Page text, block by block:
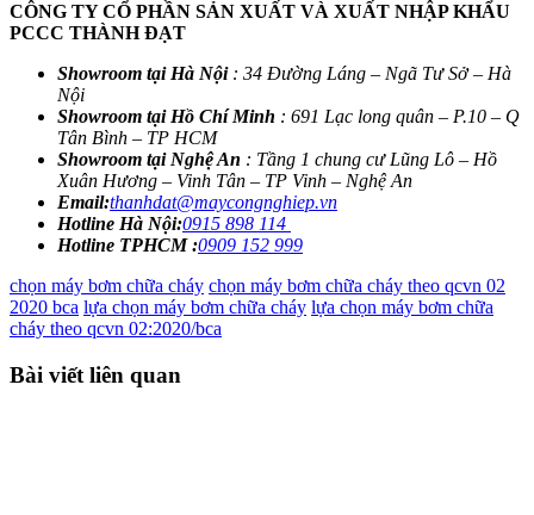
CÔNG TY CỔ PHẦN SẢN XUẤT VÀ XUẤT NHẬP KHẨU
PCCC THÀNH ĐẠT
Showroom tại Hà Nội: 34 Đường Láng – Ngã Tư Sở – Hà
Nội
Showroom tại Hồ Chí Minh : 691 Lạc long quân – P.10 – Q
Tân Bình – TP HCM
Showroom tại Nghệ An : Tầng 1 chung cư Lũng Lô – Hồ
Xuân Hương – Vinh Tân – TP Vinh – Nghệ An
Email:thanhdat@maycongnghiep.vn
Hotline Hà Nội:0915 898 114
Hotline TPHCM :0909 152 999
chọn máy bơm chữa cháy chọn máy bơm chữa cháy theo qcvn 02
2020 bca lựa chọn máy bơm chữa cháy lựa chọn máy bơm chữa
cháy theo qcvn 02:2020/bca
Bài viết liên quan